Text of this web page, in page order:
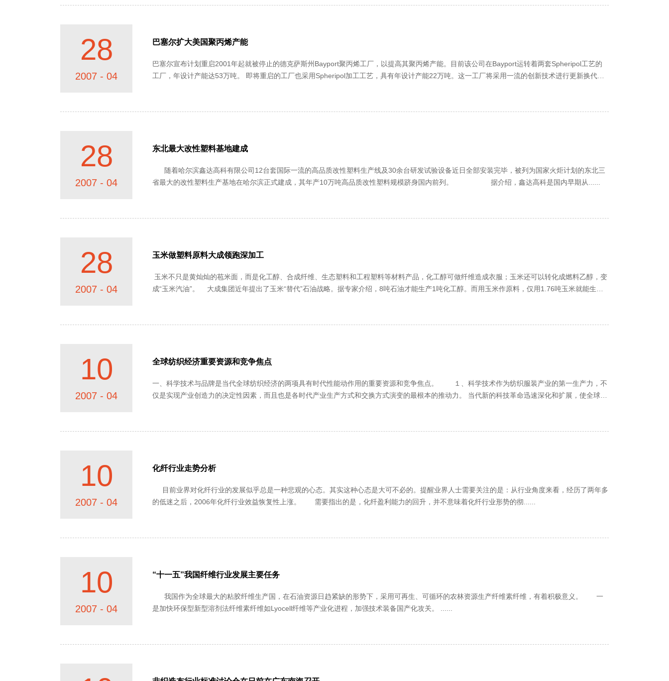
28
2007 - 04
巴塞尔扩大美国聚丙烯产能
巴塞尔宣布计划重启2001年起就被停止的德克萨斯州Bayport聚丙烯工厂，以提高其聚丙烯产能。目前该公司在Bayport运转着两套Spheripol工艺的
工厂，年设计产能达53万吨。 即将重启的工厂也采用Spheripol加工工艺，具有年设计产能22万吨。这一工厂将采用一流的创新技术进行更新换代。
28
2007 - 04
东北最大改性塑料基地建成
省最大的改性塑料生产基地在哈尔滨正式建成，其年产10万吨高品质改性塑料规模跻身国内前列。 据介绍，鑫达高科是国内早期从......
28
2007 - 04
玉米做塑料原料大成领跑深加工
玉米不只是黄灿灿的苞米面，而是化工醇、合成纤维、生态塑料和工程塑料等材料产品，化工醇可做纤维造成衣服；玉米还可以转化成燃料乙醇，变
成“玉米汽油”。 大成集团近年提出了玉米“替代”石油战略。据专家介绍，8吨石油才能生产1吨化工醇。而用玉米作原料，仅用1.76吨玉米就能生产1
10
2007 - 04
全球纺织经济重要资源和竞争焦点
一、科学技术与品牌是当代全球纺织经济的两项具有时代性能动作用的重要资源和竞争焦点。 １、科学技术作为纺织服装产业的第一生产力，不
仅是实现产业创造力的决定性因素，而且也是各时代产业生产方式和交换方式演变的最根本的推动力。 当代新的科技革命迅速深化和扩展，使全球纺
10
2007 - 04
化纤行业走势分析
的低迷之后，2006年化纤行业效益恢复性上涨。 需要指出的是，化纤盈利能力的回升，并不意味着化纤行业形势的彻......
10
2007 - 04
“十一五”我国纤维行业发展主要任务